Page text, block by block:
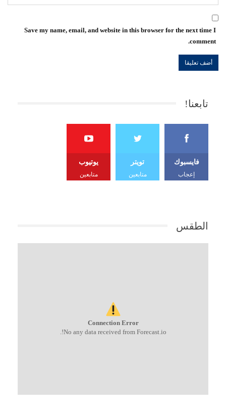
Save my name, email, and website in this browser for the next time I
comment.
تابعنا!
فايسبوك
إعجاب
تويتر
متابعين
يوتيوب
متابعين
الطقس
Connection Error
No any data received from Forecast.io!.